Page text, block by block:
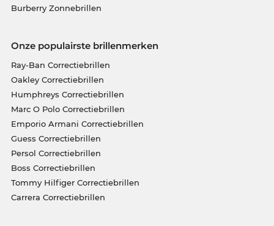
Burberry Zonnebrillen
Onze populairste brillenmerken
Ray-Ban Correctiebrillen
Oakley Correctiebrillen
Humphreys Correctiebrillen
Marc O Polo Correctiebrillen
Emporio Armani Correctiebrillen
Guess Correctiebrillen
Persol Correctiebrillen
Boss Correctiebrillen
Tommy Hilfiger Correctiebrillen
Carrera Correctiebrillen